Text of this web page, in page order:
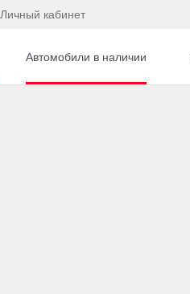
Личный кабинет
Автомобили в наличии